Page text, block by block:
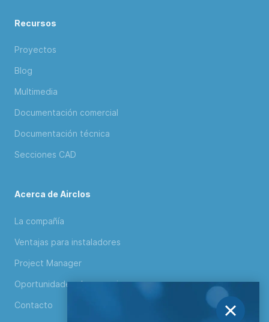
Recursos
Proyectos
Blog
Multimedia
Documentación comercial
Documentación técnica
Secciones CAD
Acerca de Airclos
La compañía
Ventajas para instaladores
Project Manager
Oportunidades de negocio
Contacto